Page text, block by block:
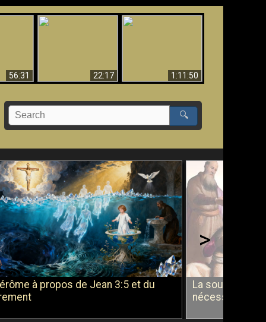
56:31 22:17
1:11:50
🔍
à propos de Jean 3:5 et du
La soumission
nécessité du
>